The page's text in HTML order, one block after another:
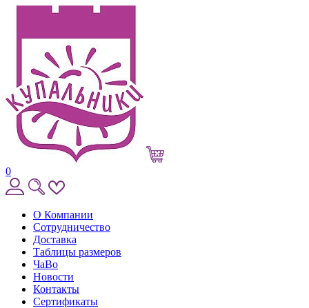
0
О Компании
Сотрудничество
Доставка
Таблицы размеров
ЧаВо
Новости
Контакты
Сертификаты